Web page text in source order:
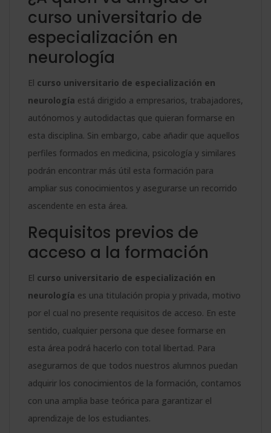
curso universitario de
especialización en
neurología
El curso universitario de especialización en
neurología está dirigido a empresarios, trabajadores,
autónomos y autodidactas que quieran formarse en
esta disciplina. Sin embargo, cabe añadir que aquellos
perfiles formados en medicina, psicología y similares
podrán encontrar más útil esta formación para
ampliar sus conocimientos y asegurarse un recorrido
ascendente en esta área.
Requisitos previos de
acceso a la formación
El curso universitario de especialización en
neurología es una titulación propia y privada, motivo
por el cual no presente requisitos de acceso. En este
sentido, cualquier persona que desee formarse en
esta área podrá hacerlo con total libertad. Para
asegurarnos de que todos nuestros alumnos puedan
adquirir los conocimientos de la formación, contamos
con una amplia base teórica para garantizar el
aprendizaje de los estudiantes.